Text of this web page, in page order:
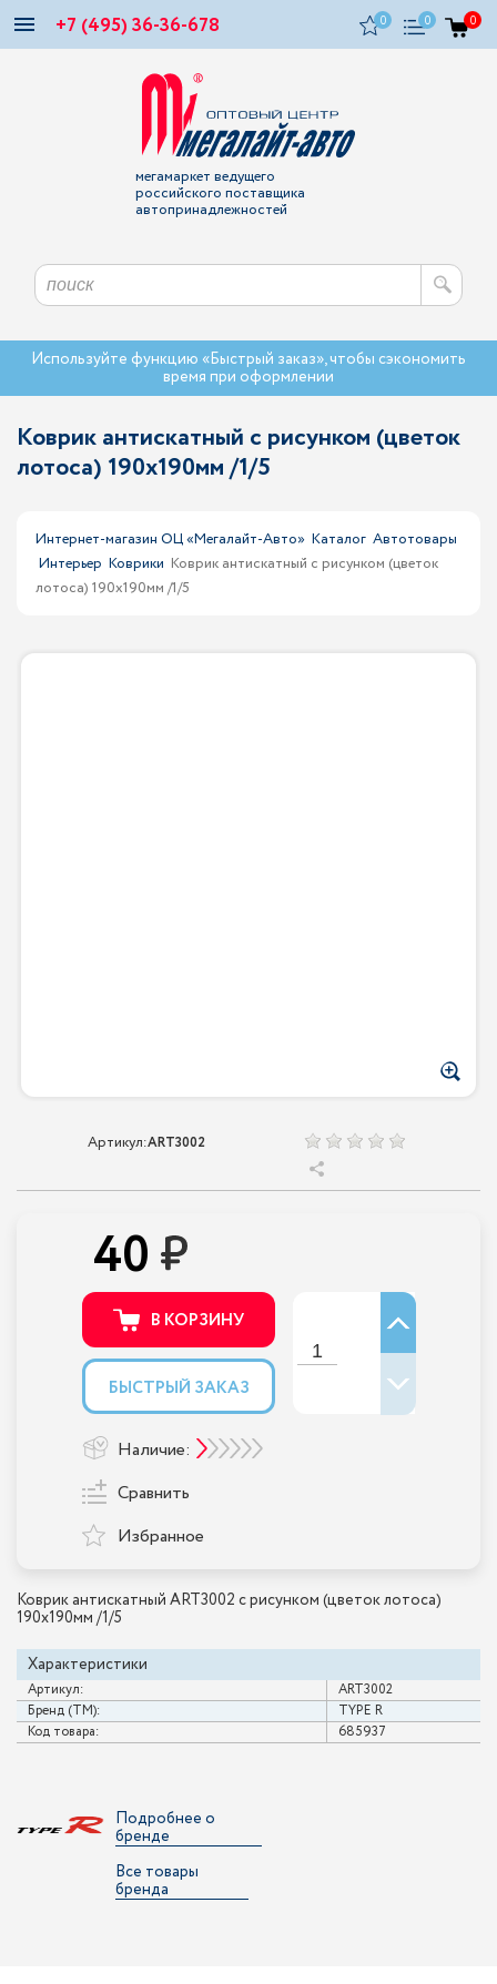
+7 (495) 36-36-678 0 0 0
мегамаркет ведущего
российского поставщика
автопринадлежностей
Используйте функцию «Быстрый заказ», чтобы сэкономить
время при оформлении
Коврик антискатный с рисунком (цветок
лотоса) 190x190мм /1/5
Интернет-магазин ОЦ «Мегалайт-Авто» Каталог Автотовары
Интерьер Коврики Коврик антискатный с рисунком (цветок
лотоса) 190x190мм /1/5
Артикул:ART3002
Коврик антискатный ART3002 с рисунком (цветок лотоса)
190x190мм /1/5
Характеристики
Артикул:
ART3002
Бренд (ТМ):
TYPE R
Код товара:
685937
40
В КОРЗИНУ
БЫСТРЫЙ ЗАКАЗ
Наличие:
Сравнить
Избранное
Подробнее о
бренде
Все товары
бренда